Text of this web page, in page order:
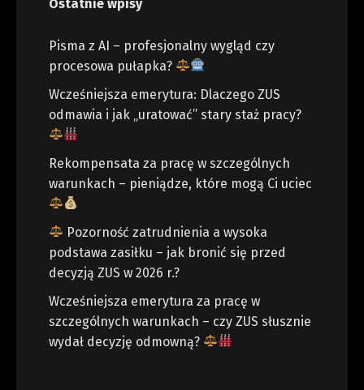
Ostatnie wpisy
Pisma z AI – profesjonalny wygląd czy
procesowa pułapka?
Wcześniejsza emerytura: Dlaczego ZUS
odmawia i jak „uratować” stary staż pracy?
Rekompensata za pracę w szczególnych
warunkach – pieniądze, które mogą Ci uciec
Pozorność zatrudnienia a wysoka
podstawa zasiłku – jak bronić się przed
decyzją ZUS w 2026 r.?
Wcześniejsza emerytura za pracę w
szczególnych warunkach – czy ZUS słusznie
wydał decyzję odmowną?